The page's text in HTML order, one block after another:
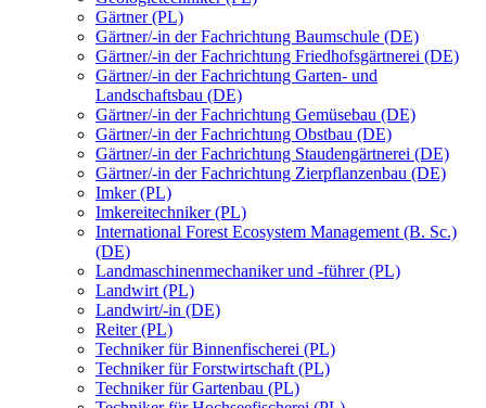
Gärtner (PL)
Gärtner/-in der Fachrichtung Baumschule (DE)
Gärtner/-in der Fachrichtung Friedhofsgärtnerei (DE)
Gärtner/-in der Fachrichtung Garten- und
Landschaftsbau (DE)
Gärtner/-in der Fachrichtung Gemüsebau (DE)
Gärtner/-in der Fachrichtung Obstbau (DE)
Gärtner/-in der Fachrichtung Staudengärtnerei (DE)
Gärtner/-in der Fachrichtung Zierpflanzenbau (DE)
Imker (PL)
Imkereitechniker (PL)
International Forest Ecosystem Management (B. Sc.)
(DE)
Landmaschinenmechaniker und -führer (PL)
Landwirt (PL)
Landwirt/-in (DE)
Reiter (PL)
Techniker für Binnenfischerei (PL)
Techniker für Forstwirtschaft (PL)
Techniker für Gartenbau (PL)